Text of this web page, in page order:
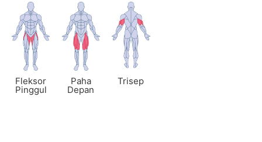
Fleksor
Pinggul
Paha
Depan
Trisep